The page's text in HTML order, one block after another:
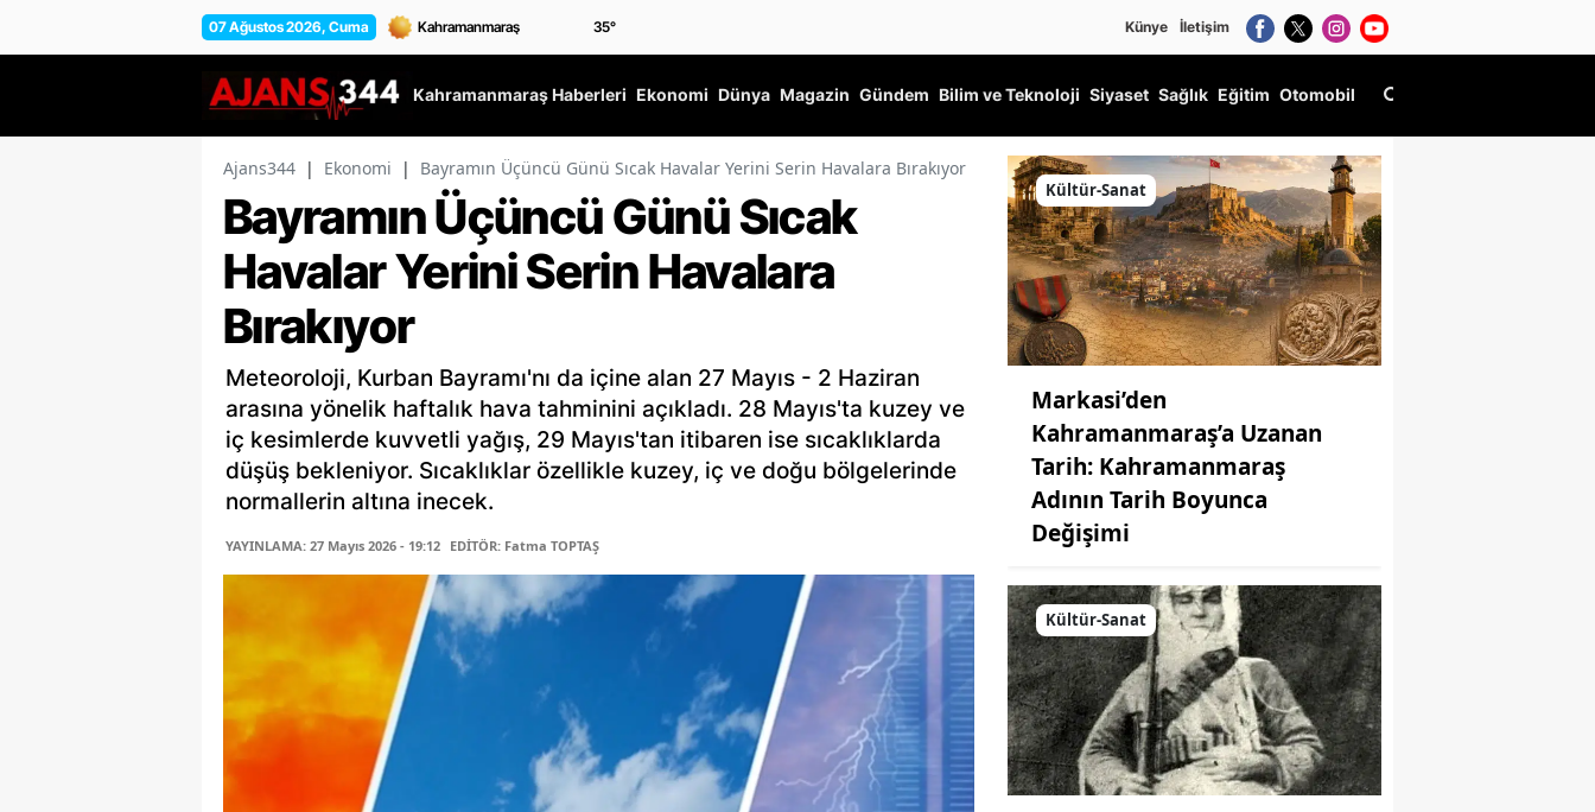
07 Ağustos 2026, Cuma 35° Künye İletişim
Kahramanmaraş Haberleri Ekonomi Dünya Magazin Gündem Bilim ve Teknoloji Siyaset Sağlık Eğitim Otomobil
Ajans344 | Ekonomi | Bayramın Üçüncü Günü Sıcak Havalar Yerini Serin Havalara Bırakıyor
Bayramın Üçüncü Günü Sıcak
Havalar Yerini Serin Havalara
Bırakıyor
Meteoroloji, Kurban Bayramı'nı da içine alan 27 Mayıs - 2 Haziran
arasına yönelik haftalık hava tahminini açıkladı. 28 Mayıs'ta kuzey ve
iç kesimlerde kuvvetli yağış, 29 Mayıs'tan itibaren ise sıcaklıklarda
düşüş bekleniyor. Sıcaklıklar özellikle kuzey, iç ve doğu bölgelerinde
normallerin altına inecek.
YAYINLAMA: 27 Mayıs 2026 - 19:12 EDİTÖR: Fatma TOPTAŞ
Kültür-Sanat
Markasi’den
Kahramanmaraş’a Uzanan
Tarih: Kahramanmaraş
Adının Tarih Boyunca
Değişimi
Kültür-Sanat